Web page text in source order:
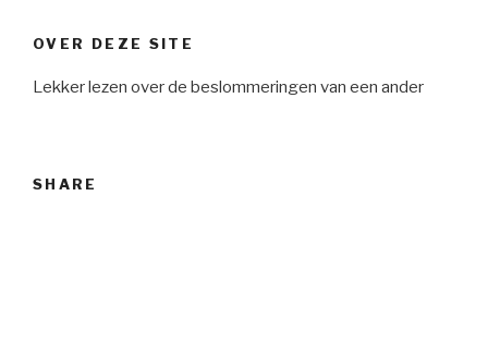
OVER DEZE SITE
Lekker lezen over de beslommeringen van een ander
SHARE